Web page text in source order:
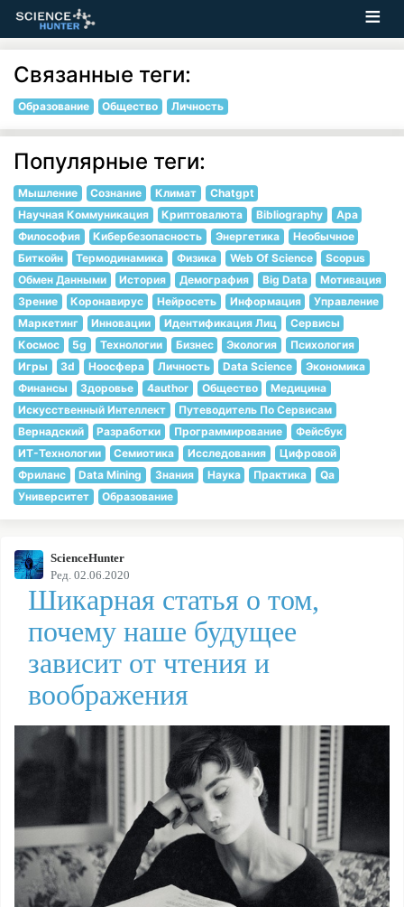
ScienceHunter
Ред. 02.06.2020
Шикарная статья о том,
почему наше будущее
зависит от чтения и
воображения
Связанные теги:
Образование Общество Личность
Популярные теги:
Мышление Сознание Климат
Chatgpt
Научная Коммуникация
Криптовалюта Bibliography
Apa
Философия
Кибербезопасность Энергетика
Необычное
Биткойн
Термодинамика Физика Web Of Science
Scopus
Обмен Данными
История Демография Big Data
Мотивация
Зрение
Коронавирус Нейросеть Информация
Управление
Маркетинг
Инновации Идентификация Лиц
Сервисы
Космос
5g Технологии Бизнес Экология
Психология
Игры
3d Ноосфера Личность Data Science
Экономика
Финансы
Здоровье 4author Общество
Медицина
Искусственный Интеллект
Путеводитель По Сервисам
Вернадский
Разработки Программирование
Фейсбук
ИТ-Технологии
Семиотика Исследования
Цифровой
Фриланс
Data Mining Знания Наука Практика
Qa
Университет
Образование